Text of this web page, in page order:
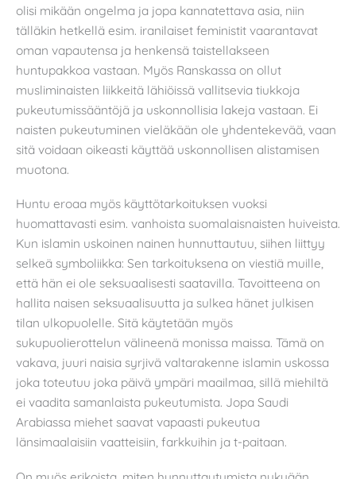
olisi mikään ongelma ja jopa kannatettava asia, niin
tälläkin hetkellä esim. iranilaiset feministit vaarantavat
oman vapautensa ja henkensä taistellakseen
huntupakkoa vastaan. Myös Ranskassa on ollut
musliminaisten liikkeitä lähiöissä vallitsevia tiukkoja
pukeutumissääntöjä ja uskonnollisia lakeja vastaan. Ei
naisten pukeutuminen vieläkään ole yhdentekevää, vaan
sitä voidaan oikeasti käyttää uskonnollisen alistamisen
muotona.
Huntu eroaa myös käyttötarkoituksen vuoksi
huomattavasti esim. vanhoista suomalaisnaisten huiveista.
Kun islamin uskoinen nainen hunnuttautuu, siihen liittyy
selkeä symboliikka: Sen tarkoituksena on viestiä muille,
että hän ei ole seksuaalisesti saatavilla. Tavoitteena on
hallita naisen seksuaalisuutta ja sulkea hänet julkisen
tilan ulkopuolelle. Sitä käytetään myös
sukupuolierottelun välineenä monissa maissa. Tämä on
vakava, juuri naisia syrjivä valtarakenne islamin uskossa
joka toteutuu joka päivä ympäri maailmaa, sillä miehiltä
ei vaadita samanlaista pukeutumista. Jopa Saudi
Arabiassa miehet saavat vapaasti pukeutua
länsimaalaisiin vaatteisiin, farkkuihin ja t-paitaan.